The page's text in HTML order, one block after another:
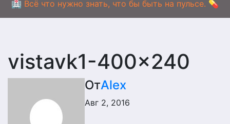
🏥 Всё что нужно знать, что бы быть на пульсе. 💊
vistavk1-400×240
ОтAlex
Авг 2, 2016